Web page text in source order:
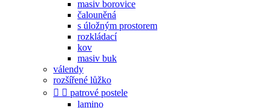
masiv borovice
čalouněná
s úložným prostorem
rozkládací
kov
masiv buk
válendy
rozšířené lůžko
  patrové postele
lamino